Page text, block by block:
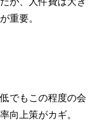
重要。
でもこの程度の会
向上策がカギ。